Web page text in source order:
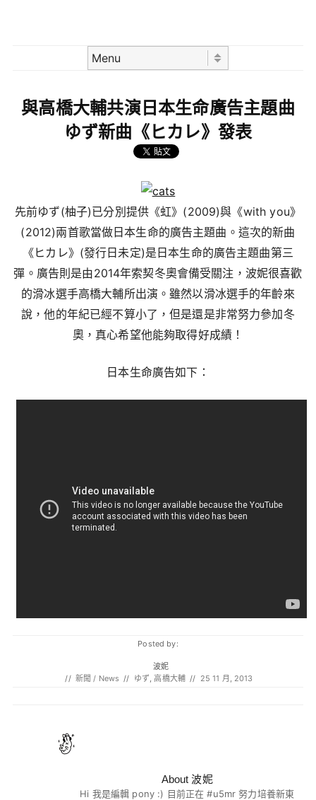
與高橋大輔共演日本生命廣告主題曲
ゆず新曲《ヒカレ》發表
先前ゆず(柚子)已分別提供《虹》(2009)與《with you》
(2012)兩首歌當做日本生命的廣告主題曲。這次的新曲
《ヒカレ》(發行日未定)是日本生命的廣告主題曲第三
彈。廣告則是由2014年索契冬奧會備受關注，波妮很喜歡
的滑冰選手高橋大輔所出演。雖然以滑冰選手的年齡來
說，他的年紀已經不算小了，但是還是非常努力參加冬
奧，真心希望他能夠取得好成績！
日本生命廣告如下：
Posted by:
波妮
// 新聞 / News // ゆず,高橋大輔 // 25 11 月, 2013
About 波妮
Hi 我是編輯 pony :) 目前正在 #u5mr 努力培養新東